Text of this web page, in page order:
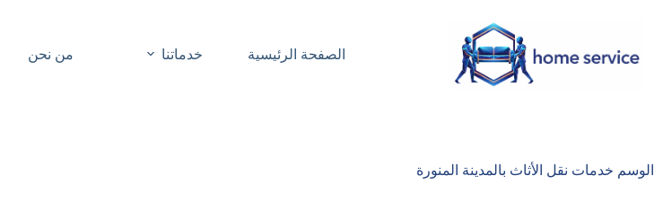
الصفحة الرئيسية خدماتنا من نحن
الوسم خدمات نقل الأثاث بالمدينة المنورة